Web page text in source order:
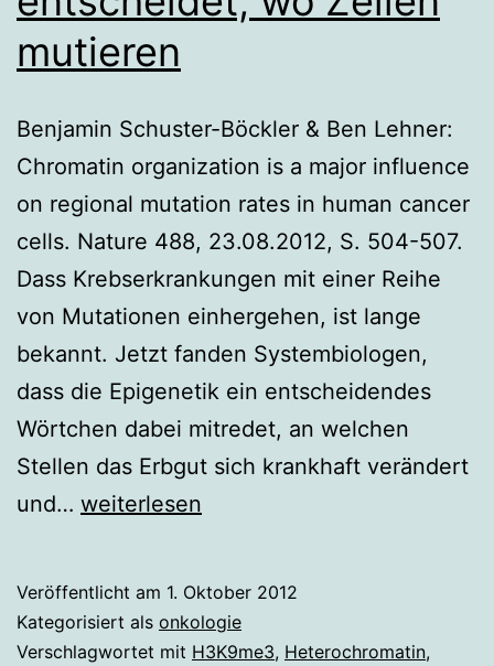
mutieren
Benjamin Schuster-Böckler & Ben Lehner:
Chromatin organization is a major influence
on regional mutation rates in human cancer
cells. Nature 488, 23.08.2012, S. 504-507.
Dass Krebserkrankungen mit einer Reihe
von Mutationen einhergehen, ist lange
bekannt. Jetzt fanden Systembiologen,
dass die Epigenetik ein entscheidendes
Wörtchen dabei mitredet, an welchen
Stellen das Erbgut sich krankhaft verändert
und… Histon-
wo
Zellen
weiterlesen
Veröffentlicht am 1. Oktober 2012
Kategorisiert als onkologie
Verschlagwortet mit H3K9me3, Heterochromatin,